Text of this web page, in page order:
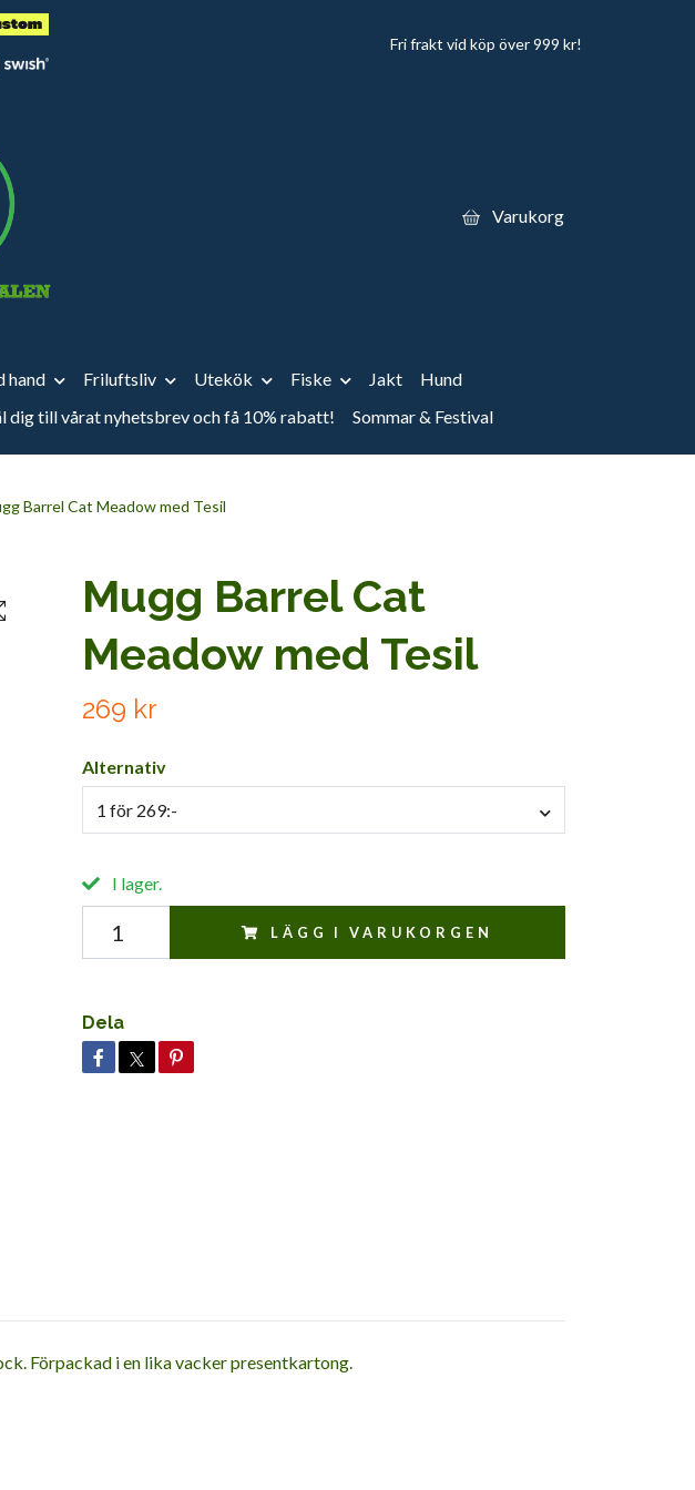
Fri frakt vid köp över 999 kr!
Varukorg
hand Friluftsliv Utekök Fiske Jakt
Hund
dig till vårat nyhetsbrev och få 10% rabatt! Sommar & Festival
Barrel Cat Meadow med Tesil
Mugg Barrel Cat
Meadow med Tesil
269 kr
Alternativ
1 för 269:-
I lager.
LÄGG I VARUKORGEN
Dela
Förpackad i en lika vacker presentkartong.